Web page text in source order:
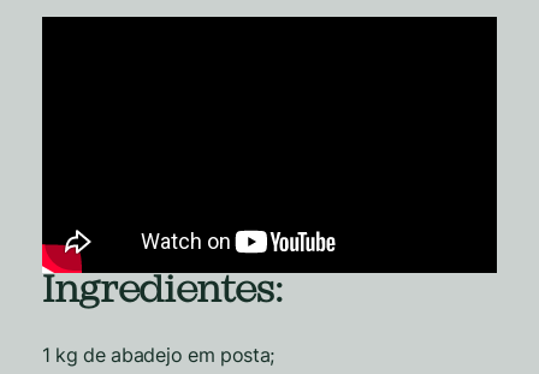
Ingredientes:
1 kg de abadejo em posta;